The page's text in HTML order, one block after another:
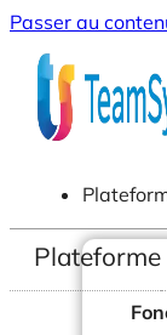
Passer au
Plateforme